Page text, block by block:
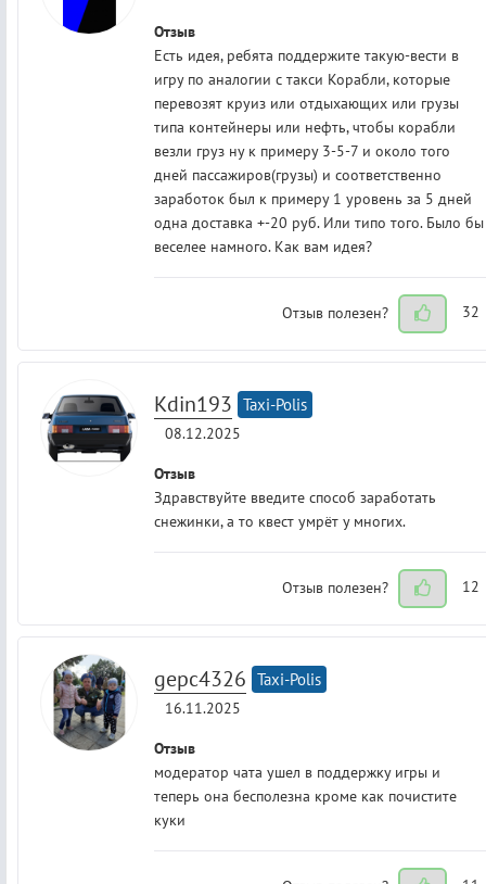
Отзыв
Есть идея, ребята поддержите такую-вести в
игру по аналогии с такси Корабли, которые
перевозят круиз или отдыхающих или грузы
типа контейнеры или нефть, чтобы корабли
везли груз ну к примеру 3-5-7 и около того
дней пассажиров(грузы) и соответственно
заработок был к примеру 1 уровень за 5 дней
одна доставка +-20 руб. Или типо того. Было бы
веселее намного. Как вам идея?
Отзыв полезен? 32
Kdin193 Taxi-Polis
08.12.2025
Отзыв
Здравствуйте введите способ заработать
снежинки, а то квест умрёт у многих.
Отзыв полезен? 12
gepc4326 Taxi-Polis
16.11.2025
Отзыв
модератор чата ушел в поддержку игры и
теперь она бесполезна кроме как почистите
куки